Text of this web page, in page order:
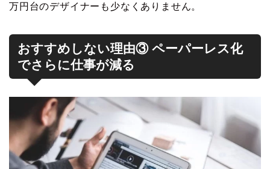
万円台のデザイナーも少なくありません。
おすすめしない理由③ ペーパーレス化
でさらに仕事が減る